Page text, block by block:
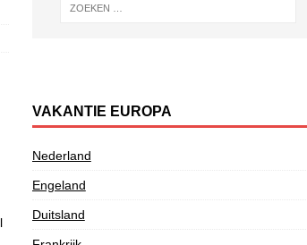
VAKANTIE EUROPA
Nederland
Engeland
Duitsland